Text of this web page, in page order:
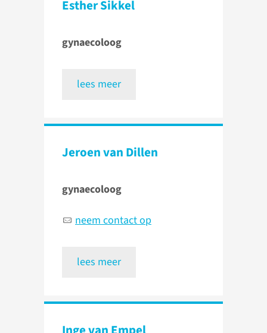
Esther Sikkel
gynaecoloog
lees meer
Jeroen van Dillen
gynaecoloog
neem contact op
lees meer